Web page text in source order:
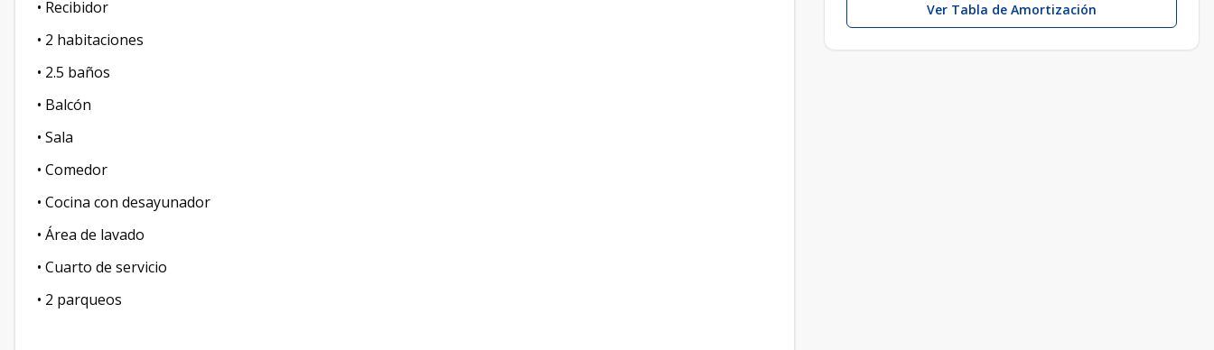
• ⁠Recibidor
• 2 habitaciones
• 2.5 baños
• Balcón
• Sala
• Comedor
• Cocina con desayunador
• Área de lavado
• ⁠Cuarto de servicio
• 2 parqueos
Ver Tabla de Amortización